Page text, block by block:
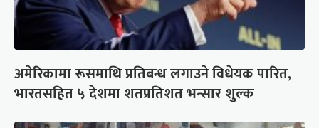
अमेरिकामा रूसमाथि प्रतिबन्ध लगाउने विधेयक पारित,
भारतसहित ५ देशमा शतप्रतिशत भन्सार शुल्क